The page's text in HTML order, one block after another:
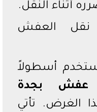
أثناء النقل.
نقل العفش
أسطولاً
عفش بجدة
الغرض. تأتي